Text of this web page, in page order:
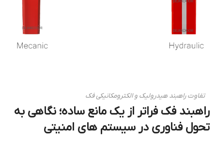
تفاوت راهبند هیدرولیک و الکترومکانیکی فک
راهبند فک فراتر از یک مانع ساده؛ نگاهی به
تحول فناوری در سیستم های امنیتی